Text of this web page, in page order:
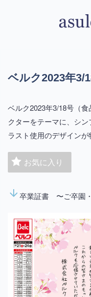
ベルク2023年3/
ベルク2023年3/18号（
クターをテーマに、シ
ラスト使用のデザインが
お気に入り
arrow_downward卒業証書 〜ご卒園